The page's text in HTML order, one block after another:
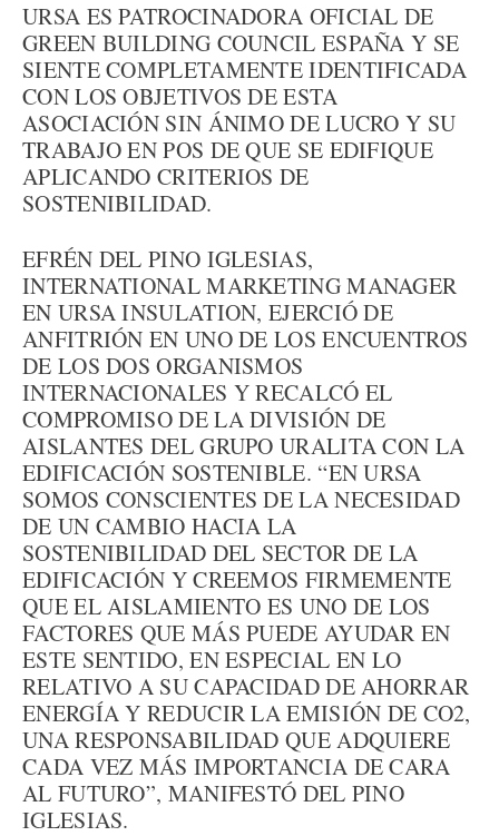
URSA ES PATROCINADORA OFICIAL DE
GREEN BUILDING COUNCIL ESPAÑA Y SE
SIENTE COMPLETAMENTE IDENTIFICADA
CON LOS OBJETIVOS DE ESTA
ASOCIACIÓN SIN ÁNIMO DE LUCRO Y SU
TRABAJO EN POS DE QUE SE EDIFIQUE
APLICANDO CRITERIOS DE
SOSTENIBILIDAD.
EFRÉN DEL PINO IGLESIAS,
INTERNATIONAL MARKETING MANAGER
EN URSA INSULATION, EJERCIÓ DE
ANFITRIÓN EN UNO DE LOS ENCUENTROS
DE LOS DOS ORGANISMOS
INTERNACIONALES Y RECALCÓ EL
COMPROMISO DE LA DIVISIÓN DE
AISLANTES DEL GRUPO URALITA CON LA
EDIFICACIÓN SOSTENIBLE. “EN URSA
SOMOS CONSCIENTES DE LA NECESIDAD
DE UN CAMBIO HACIA LA
SOSTENIBILIDAD DEL SECTOR DE LA
EDIFICACIÓN Y CREEMOS FIRMEMENTE
QUE EL AISLAMIENTO ES UNO DE LOS
FACTORES QUE MÁS PUEDE AYUDAR EN
ESTE SENTIDO, EN ESPECIAL EN LO
RELATIVO A SU CAPACIDAD DE AHORRAR
ENERGÍA Y REDUCIR LA EMISIÓN DE CO2,
UNA RESPONSABILIDAD QUE ADQUIERE
CADA VEZ MÁS IMPORTANCIA DE CARA
AL FUTURO”, MANIFESTÓ DEL PINO
IGLESIAS.